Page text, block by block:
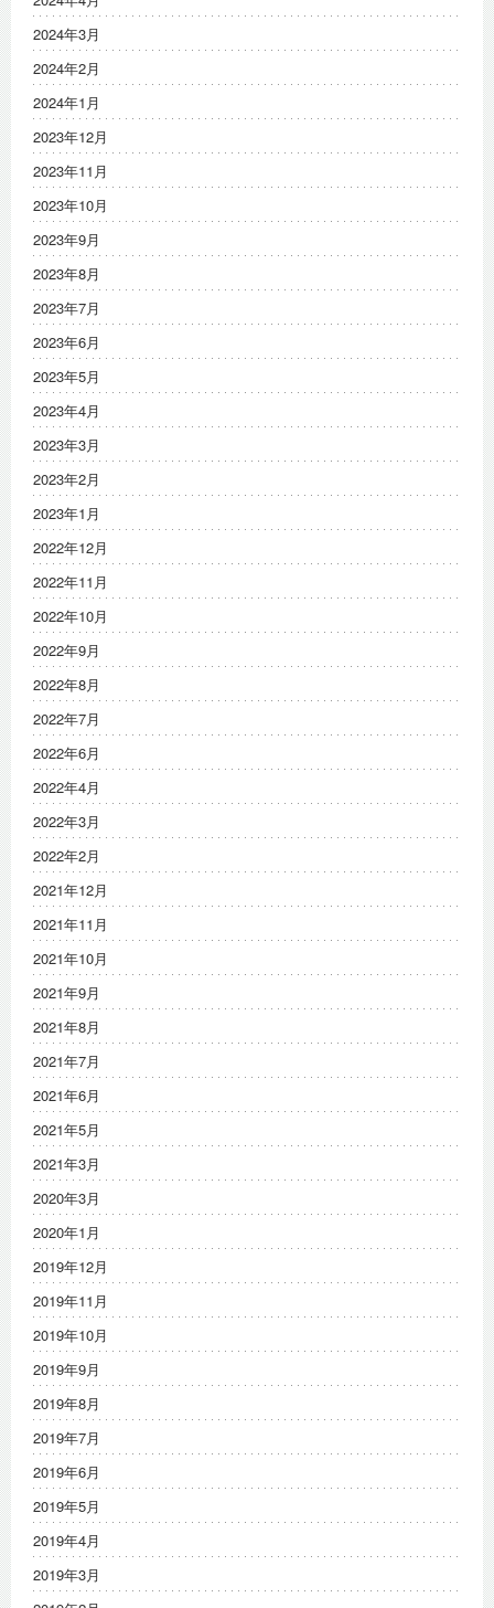
2024年3月
2024年2月
2024年1月
2023年12月
2023年11月
2023年10月
2023年9月
2023年8月
2023年7月
2023年6月
2023年5月
2023年4月
2023年3月
2023年2月
2023年1月
2022年12月
2022年11月
2022年10月
2022年9月
2022年8月
2022年7月
2022年6月
2022年4月
2022年3月
2022年2月
2021年12月
2021年11月
2021年10月
2021年9月
2021年8月
2021年7月
2021年6月
2021年5月
2021年3月
2020年3月
2020年1月
2019年12月
2019年11月
2019年10月
2019年9月
2019年8月
2019年7月
2019年6月
2019年5月
2019年4月
2019年3月